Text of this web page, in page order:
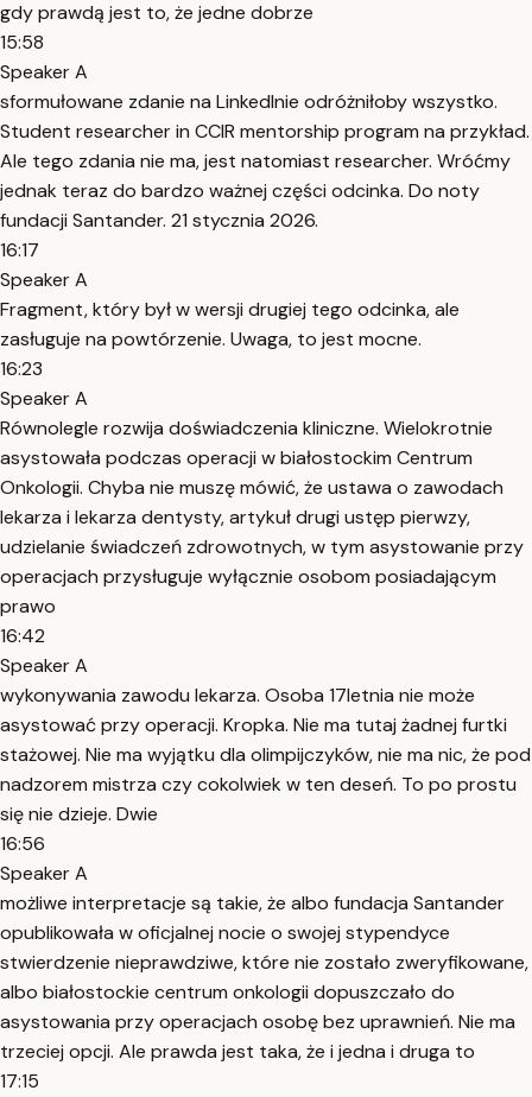
gdy prawdą jest to, że jedne dobrze
15:58
Speaker A
sformułowane zdanie na LinkedInie odróżniłoby wszystko.
Student researcher in CCIR mentorship program na przykład.
Ale tego zdania nie ma, jest natomiast researcher. Wróćmy
jednak teraz do bardzo ważnej części odcinka. Do noty
fundacji Santander. 21 stycznia 2026.
16:17
Speaker A
Fragment, który był w wersji drugiej tego odcinka, ale
zasługuje na powtórzenie. Uwaga, to jest mocne.
16:23
Speaker A
Równolegle rozwija doświadczenia kliniczne. Wielokrotnie
asystowała podczas operacji w białostockim Centrum
Onkologii. Chyba nie muszę mówić, że ustawa o zawodach
lekarza i lekarza dentysty, artykuł drugi ustęp pierwzy,
udzielanie świadczeń zdrowotnych, w tym asystowanie przy
operacjach przysługuje wyłącznie osobom posiadającym
prawo
16:42
Speaker A
wykonywania zawodu lekarza. Osoba 17letnia nie może
asystować przy operacji. Kropka. Nie ma tutaj żadnej furtki
stażowej. Nie ma wyjątku dla olimpijczyków, nie ma nic, że pod
nadzorem mistrza czy cokolwiek w ten deseń. To po prostu
się nie dzieje. Dwie
16:56
Speaker A
możliwe interpretacje są takie, że albo fundacja Santander
opublikowała w oficjalnej nocie o swojej stypendyce
stwierdzenie nieprawdziwe, które nie zostało zweryfikowane,
albo białostockie centrum onkologii dopuszczało do
asystowania przy operacjach osobę bez uprawnień. Nie ma
trzeciej opcji. Ale prawda jest taka, że i jedna i druga to
17:15